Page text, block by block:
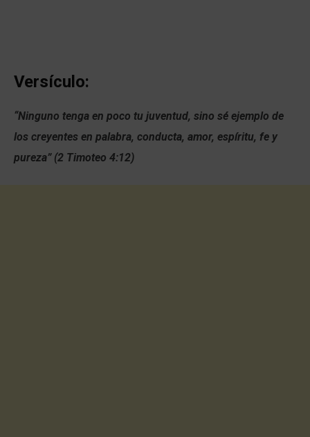
Versículo:
“Ninguno tenga en poco tu juventud, sino sé ejemplo de
los creyentes en palabra, conducta, amor, espíritu, fe y
pureza” (2 Timoteo 4:12)